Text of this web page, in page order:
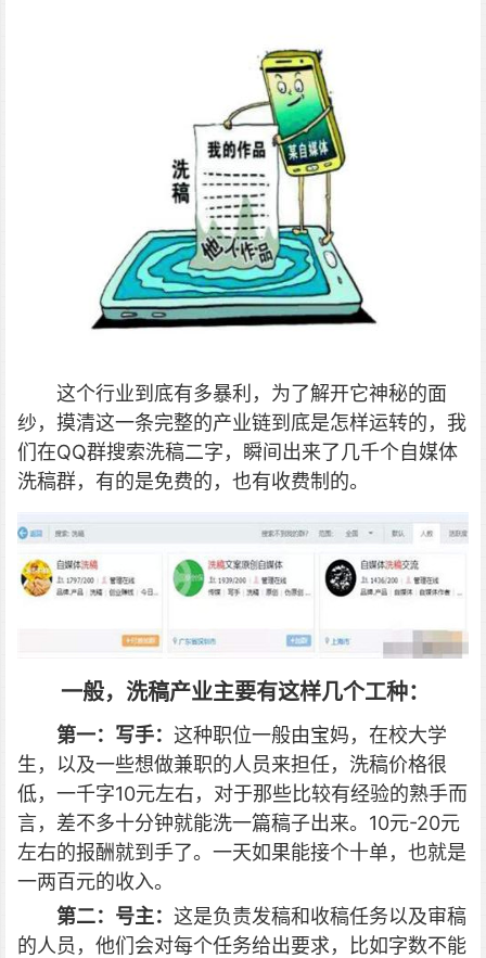
这个行业到底有多暴利，为了解开它神秘的面
纱，摸清这一条完整的产业链到底是怎样运转的，我
们在QQ群搜索洗稿二字，瞬间出来了几千个自媒体
洗稿群，有的是免费的，也有收费制的。
一般，洗稿产业主要有这样几个工种：
第一：写手： 这种职位一般由宝妈，在校大学
生，以及一些想做兼职的人员来担任，洗稿价格很
低，一千字10元左右，对于那些比较有经验的熟手而
言，差不多十分钟就能洗一篇稿子出来。10元-20元
左右的报酬就到手了。一天如果能接个十单，也就是
一两百元的收入。
第二：号主： 这是负责发稿和收稿任务以及审稿
的人员，他们会对每个任务给出要求，比如字数不能